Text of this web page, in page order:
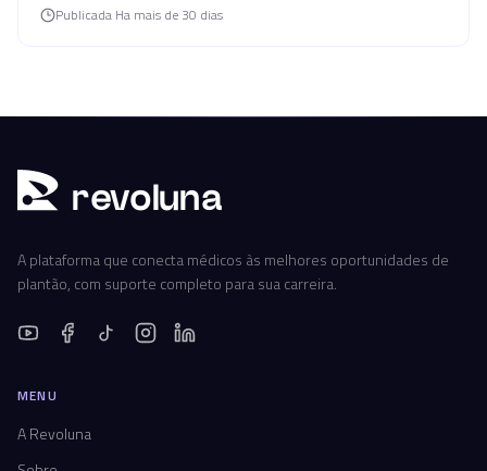
Publicada Ha mais de 30 dias
revoluna
A plataforma que conecta médicos às melhores oportunidades de
plantão, com suporte completo para sua carreira.
MENU
A Revoluna